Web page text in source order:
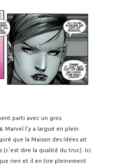
parti avec un gros
. Marvel l'y a largué en plein
que la Maison des Idées ait
(c'est dire la qualité du truc). Ici
rien et il en tire pleinement